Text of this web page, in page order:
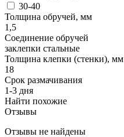
30-40
Толщина обручей, мм
1,5
Соединение обручей
заклепки стальные
Толщина клепки (стенки), мм
18
Срок размачивания
1-3 дня
Найти похожие
Отзывы
Отзывы не найдены